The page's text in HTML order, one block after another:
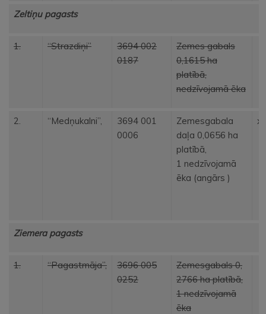
Zeltiņu pagasts
1. “Strazdiņi”
3694 002
0187
Zemes gabals
0,1615 ha
platībā,
nedzīvojamā ēka
2. “Medņukalni”,
3694 001
0006
Zemesgabala
daļa 0,0656 ha
platībā,
1 nedzīvojamā
ēka (angārs )
x
Ziemera pagasts
1. “Pagastmāja”,
3696 005
0252
Zemesgabals 0,
2766 ha platībā,
1 nedzīvojamā
ēka